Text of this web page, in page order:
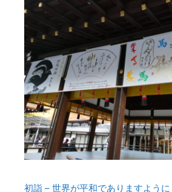
初詣 – 世界が平和でありますよう